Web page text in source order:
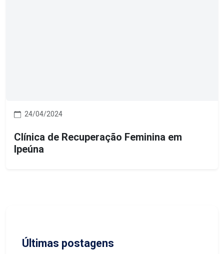
24/04/2024
Clínica de Recuperação Feminina em
Ipeúna
Últimas postagens